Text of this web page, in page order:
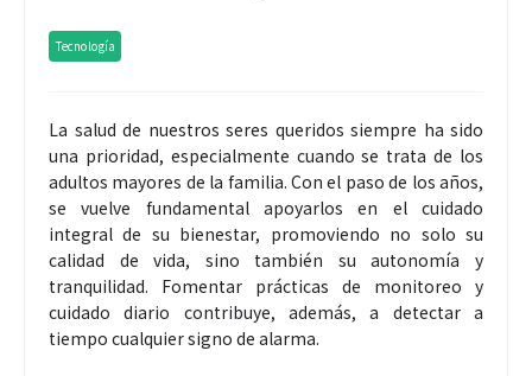
Tecnología
La salud de nuestros seres queridos siempre ha sido
una prioridad, especialmente cuando se trata de los
adultos mayores de la familia. Con el paso de los años,
se vuelve fundamental apoyarlos en el cuidado
integral de su bienestar, promoviendo no solo su
calidad de vida, sino también su autonomía y
tranquilidad. Fomentar prácticas de monitoreo y
cuidado diario contribuye, además, a detectar a
tiempo cualquier signo de alarma.